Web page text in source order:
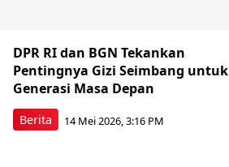
Berita
DPR RI dan BGN Tekankan
Pentingnya Gizi Seimbang untuk
Generasi Masa Depan
14 Mei 2026, 3:16 PM